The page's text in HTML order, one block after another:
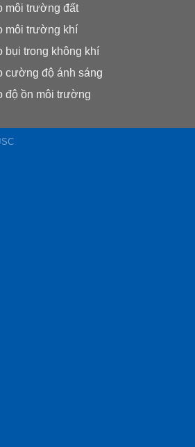
môi trường đất
môi trường khí
bụi trong không khí
cường độ ánh sáng
độ ồn môi trường